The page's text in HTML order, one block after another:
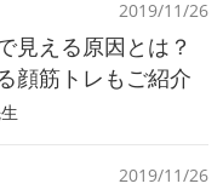
2019/11/26
見える原因とは？
顔筋トレもご紹介
2019/11/26